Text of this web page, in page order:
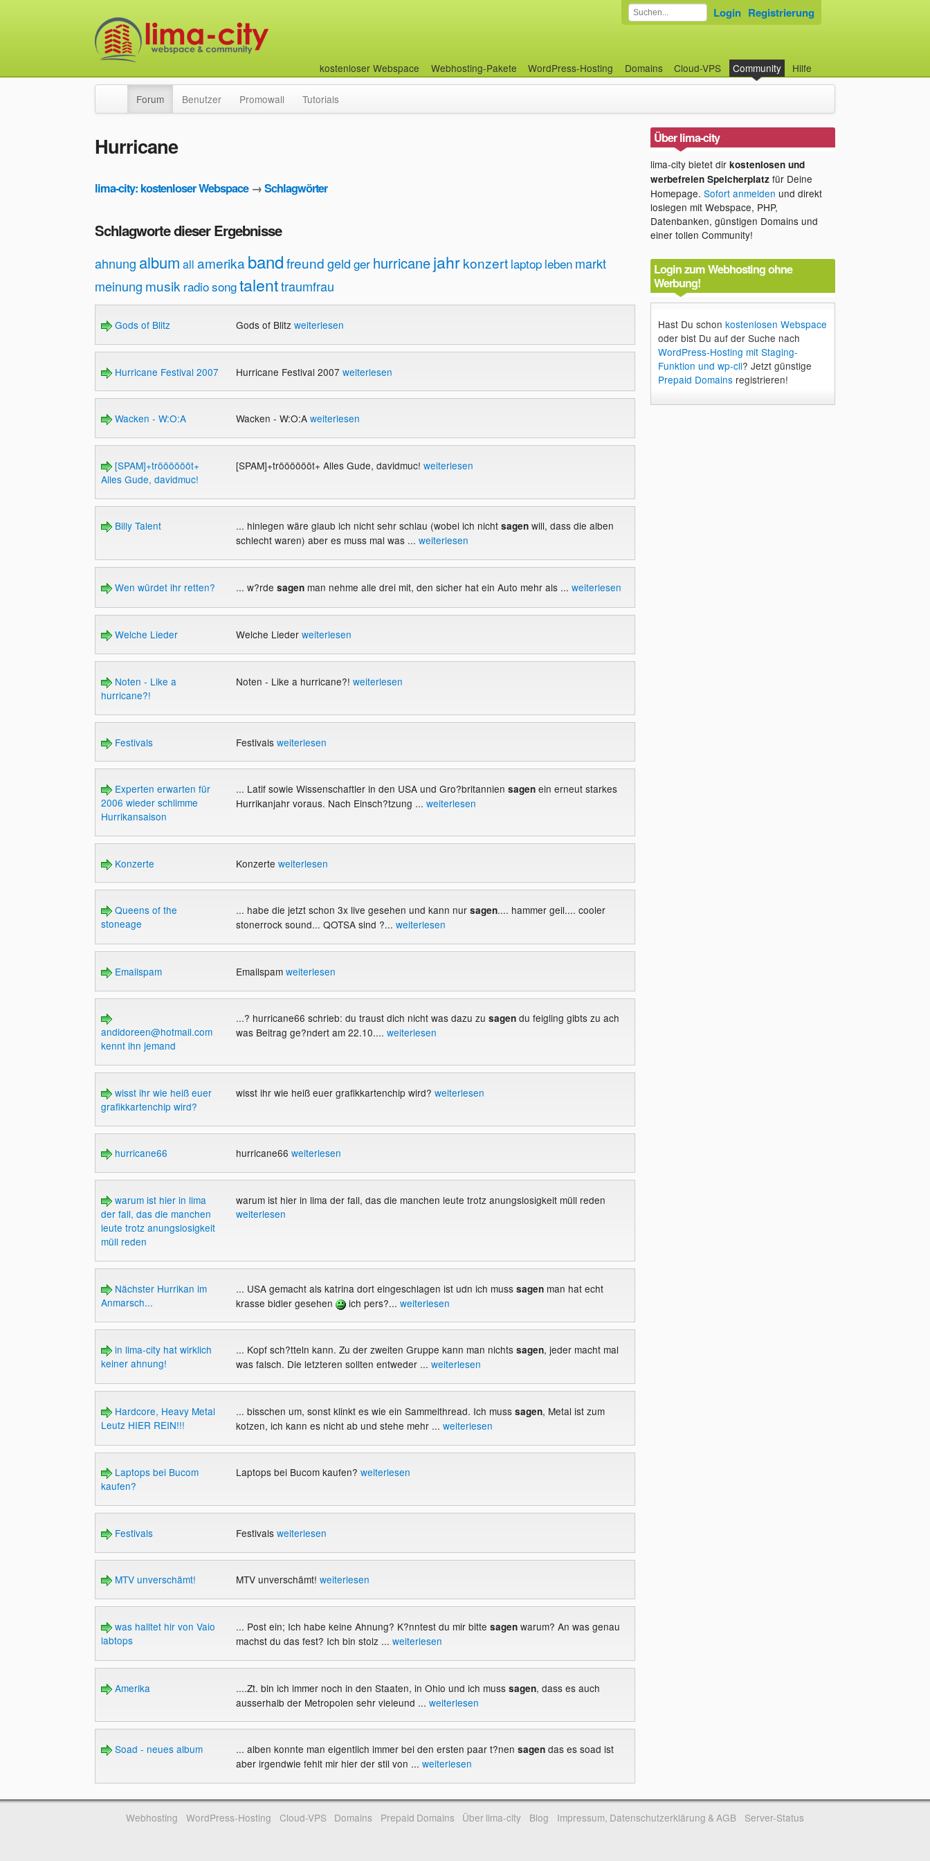
kostenloser Webspace Webhosting-Pakete WordPress-Hosting Domains Cloud-VPS Community Hilfe
Login Registrierung
Forum Benutzer Promowall Tutorials
Hurricane
lima-city: kostenloser Webspace→Schlagwörter
Schlagworte dieser Ergebnisse
ahnung album all amerika bandfreundgeld ger hurricanejahrkonzert laptop leben markt
meinung musik radiosongtalenttraumfrau
Gods of Blitz Gods of Blitz weiterlesen
Hurricane Festival 2007 Hurricane Festival 2007 weiterlesen
Wacken - W:O:A Wacken - W:O:A weiterlesen
[SPAM]+trööööööt+
Alles Gude, davidmuc!
[SPAM]+trööööööt+ Alles Gude, davidmuc! weiterlesen
Billy Talent ... hinlegen wäre glaub ich nicht sehr schlau (wobei ich nichtsagenwill, dass die alben
schlecht waren) aber es muss mal was ... weiterlesen
Wen würdet ihr retten? ... w?rde sagenman nehme alle drei mit, den sicher hat ein Auto mehr als ... weiterlesen
Welche Lieder Welche Lieder weiterlesen
Noten - Like a
hurricane?!
Noten - Like a hurricane?! weiterlesen
Festivals Festivals weiterlesen
Experten erwarten für
2006 wieder schlimme
Hurrikansaison
... Latif sowie Wissenschaftler in den USA und Gro?britannien sagenein erneut starkes
Hurrikanjahr voraus. Nach Einsch?tzung ... weiterlesen
Konzerte Konzerte weiterlesen
Queens of the
stoneage
... habe die jetzt schon 3x live gesehen und kann nursagen.... hammer geil.... cooler
stonerrock sound... QOTSA sind ?... weiterlesen
Emailspam Emailspam weiterlesen
andidoreen@hotmail.com
kennt ihn jemand
...? hurricane66 schrieb: du traust dich nicht was dazu zu sagendu feigling gibts zu ach
was Beitrag ge?ndert am 22.10.... weiterlesen
wisst ihr wie heiß euer
grafikkartenchip wird?
wisst ihr wie heiß euer grafikkartenchip wird? weiterlesen
hurricane66 hurricane66 weiterlesen
warum ist hier in lima
der fall, das die manchen
leute trotz anungslosigkeit
müll reden
warum ist hier in lima der fall, das die manchen leute trotz anungslosigkeit müll reden
weiterlesen
Nächster Hurrikan im
Anmarsch...
... USA gemacht als katrina dort eingeschlagen ist udn ich musssagenman hat echt
krasse bidler gesehen
ich pers?... weiterlesen
in lima-city hat wirklich
keiner ahnung!
... Kopf sch?tteln kann. Zu der zweiten Gruppe kann man nichtssagen, jeder macht mal
was falsch. Die letzteren sollten entweder ... weiterlesen
Hardcore, Heavy Metal
Leutz HIER REIN!!!
... bisschen um, sonst klinkt es wie ein Sammelthread. Ich musssagen, Metal ist zum
kotzen, ich kann es nicht ab und stehe mehr ... weiterlesen
Laptops bei Bucom
kaufen?
Laptops bei Bucom kaufen? weiterlesen
Festivals Festivals weiterlesen
MTV unverschämt! MTV unverschämt! weiterlesen
was halltet hir von Vaio
labtops
... Post ein; Ich habe keine Ahnung? K?nntest du mir bitte sagenwarum? An was genau
machst du das fest? Ich bin stolz ... weiterlesen
Amerika ....Zt. bin ich immer noch in den Staaten, in Ohio und ich musssagen, dass es auch
ausserhalb der Metropolen sehr vieleund ... weiterlesen
Soad - neues album ... alben konnte man eigentlich immer bei den ersten paar t?nen sagendas es soad ist
aber irgendwie fehlt mir hier der stil von ... weiterlesen
Über lima-city
lima-city bietet dir kostenlosen und
werbefreien Speicherplatzfür Deine
Homepage. Sofort anmelden und direkt
loslegen mit Webspace, PHP,
Datenbanken, günstigen Domains und
einer tollen Community!
Login zum Webhosting ohne
Werbung!
Hast Du schon kostenlosen Webspace
oder bist Du auf der Suche nach
WordPress-Hosting mit Staging-
Funktion und wp-cli? Jetzt günstige
Prepaid Domainsregistrieren!
Webhosting WordPress-Hosting Cloud-VPS Domains Prepaid Domains Über lima-city Blog Impressum, Datenschutzerklärung & AGB Server-Status